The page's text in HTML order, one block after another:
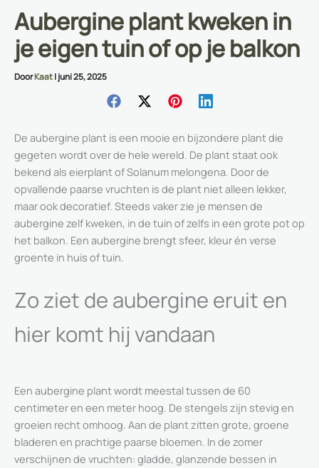
Aubergine plant kweken in
je eigen tuin of op je balkon
DoorKaat|juni 25, 2025
De aubergine plant is een mooie en bijzondere plant die
gegeten wordt over de hele wereld. De plant staat ook
bekend als eierplant of Solanum melongena. Door de
opvallende paarse vruchten is de plant niet alleen lekker,
maar ook decoratief. Steeds vaker zie je mensen de
aubergine zelf kweken, in de tuin of zelfs in een grote pot op
het balkon. Een aubergine brengt sfeer, kleur én verse
groente in huis of tuin.
Zo ziet de aubergine eruit en
hier komt hij vandaan
Een aubergine plant wordt meestal tussen de 60
centimeter en een meter hoog. De stengels zijn stevig en
groeien recht omhoog. Aan de plant zitten grote, groene
bladeren en prachtige paarse bloemen. In de zomer
verschijnen de vruchten: gladde, glanzende bessen in